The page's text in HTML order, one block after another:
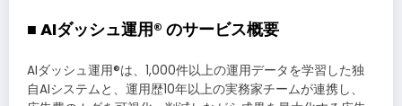
■ AIダッシュ運用® のサービス概要
AIダッシュ運用®は、1,000件以上の運用データを学習した独
自AIシステムと、運用歴10年以上の実務家チームが連携し、